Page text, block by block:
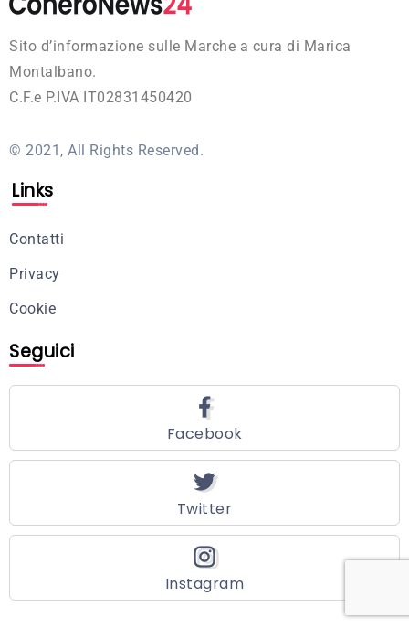
Sito d’informazione sulle Marche a cura di Marica
Montalbano.
C.F.e P.IVA IT02831450420
© 2021, All Rights Reserved.
Links
Contatti
Privacy
Cookie
Seguici
Facebook
Twitter
Instagram